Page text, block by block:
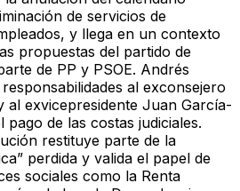
de servicios de
y llega en un contexto
propuestas del partido de
de PP y PSOE. Andrés
al exconsejero
al exvicepresidente Juan García-
de las costas judiciales.
restituye parte de la
perdida y valida el papel de
sociales como la Renta